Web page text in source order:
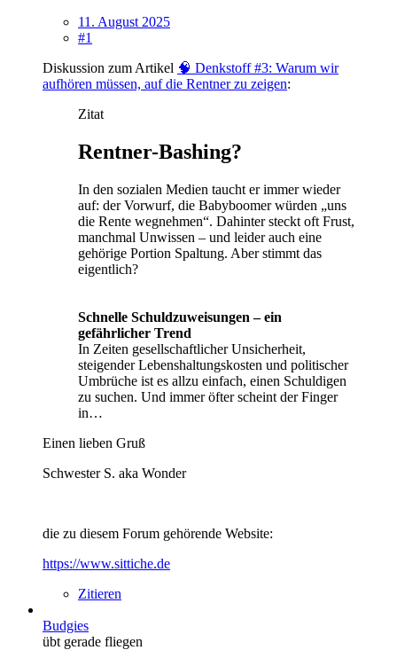
11. August 2025
#1
Diskussion zum Artikel 🧠 Denkstoff #3: Warum wir
aufhören müssen, auf die Rentner zu zeigen:
Zitat
Rentner-Bashing?
In den sozialen Medien taucht er immer wieder
auf: der Vorwurf, die Babyboomer würden „uns
die Rente wegnehmen“. Dahinter steckt oft Frust,
manchmal Unwissen – und leider auch eine
gehörige Portion Spaltung. Aber stimmt das
eigentlich?
Schnelle Schuldzuweisungen – ein
gefährlicher Trend
In Zeiten gesellschaftlicher Unsicherheit,
steigender Lebenshaltungskosten und politischer
Umbrüche ist es allzu einfach, einen Schuldigen
zu suchen. Und immer öfter scheint der Finger
in…
Einen lieben Gruß
Schwester S. aka Wonder
die zu diesem Forum gehörende Website:
https://www.sittiche.de
Zitieren
Budgies
übt gerade fliegen